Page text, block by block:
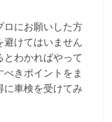
ロにお願いした方
避けてはいません
わかればやって
きポイントをま
に車検を受けてみ